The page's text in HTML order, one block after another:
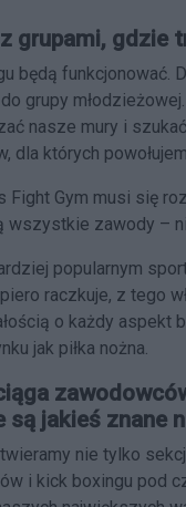
grupami, gdzie
będą funkcjonować.
grupy
nasze mury i
dla których
Fight Gym musi się
wszystkie zawody –
popularnym
raczkuje, z tego
o każdy aspekt
jak piłka nożna.
jakieś znane
nie tylko
i kick boxingu pod